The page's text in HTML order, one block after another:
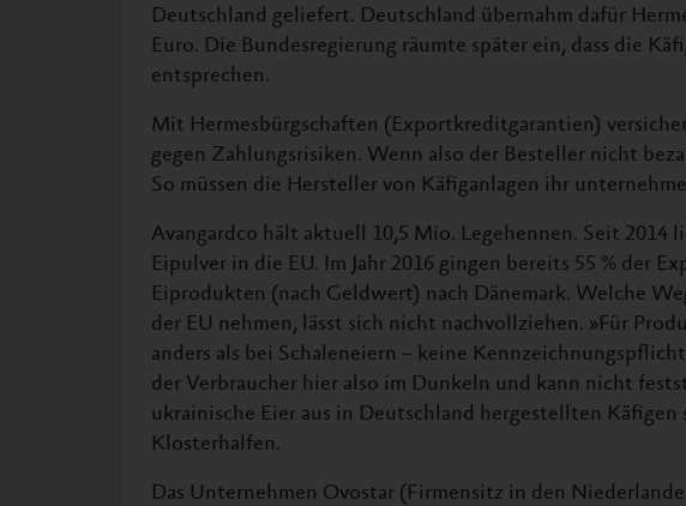
Deutschland geliefert. Deutschland übernahm dafür
Euro. Die Bundesregierung räumte später ein, dass die
entsprechen.
Mit Hermesbürgschaften (Exportkreditgarantien)
gegen Zahlungsrisiken. Wenn also der Besteller nicht
So müssen die Hersteller von Käfiganlagen ihr
Avangardco hält aktuell 10,5 Mio. Legehennen. Seit 2014
Eipulver in die EU. Im Jahr 2016 gingen bereits 55 % der
Eiprodukten (nach Geldwert) nach Dänemark. Welche
der EU nehmen, lässt sich nicht nachvollziehen. »Für
anders als bei Schaleneiern – keine
der Verbraucher hier also im Dunkeln und kann nicht
ukrainische Eier aus in Deutschland hergestellten Käfigen
Klosterhalfen.
Das Unternehmen Ovostar (Firmensitz in den